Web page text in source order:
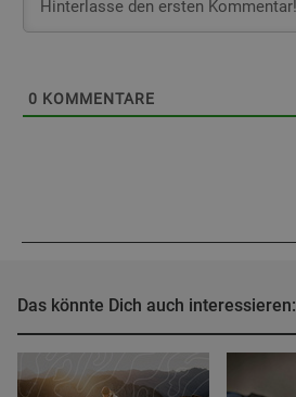
0 KOMMENTARE
Das könnte Dich auch interessieren: